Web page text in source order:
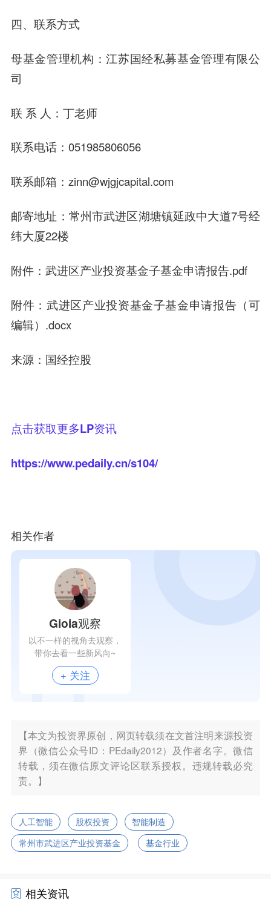
四、联系方式
母基金管理机构：江苏国经私募基金管理有限公
司
联 系 人：丁老师
联系电话：051985806056
联系邮箱：zinn@wjgjcapital.com
邮寄地址：常州市武进区湖塘镇延政中大道7号经
纬大厦22楼
附件：武进区产业投资基金子基金申请报告.pdf
附件：武进区产业投资基金子基金申请报告（可
编辑）.docx
来源：国经控股
点击获取更多LP资讯
https://www.pedaily.cn/s104/
相关作者
Gioia观察
以不一样的视角去观察，
带你去看一些新风向~
+ 关注
【本文为投资界原创，网页转载须在文首注明来源投资
界（微信公众号ID：PEdaily2012）及作者名字。微信
转载，须在微信原文评论区联系授权。违规转载必究
责。】
人工智能 股权投资
智能制造
常州市武进区产业投资基金
基金行业
相关资讯